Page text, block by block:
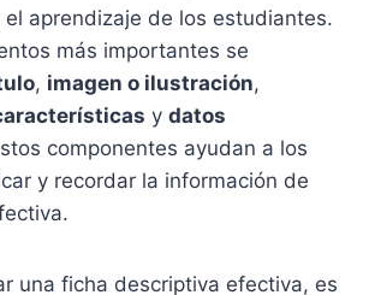
el aprendizaje de los estudiantes.
más importantes se
, imagen o ilustración,
y datos
componentes ayudan a los
y recordar la información de
una ficha descriptiva efectiva, es